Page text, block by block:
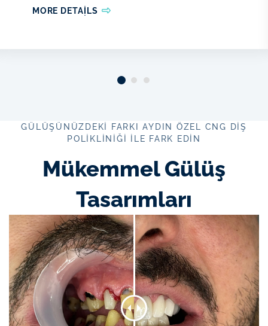
DişMORE DETAILS
GÜLÜŞÜNÜZDEKI FARKI AYDIN ÖZEL CNG DIŞ
POLIKLINIĞI İLE FARK EDIN
Mükemmel Gülüş
Tasarımları